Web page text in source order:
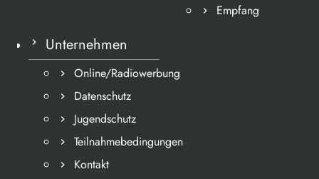
Empfang
Unternehmen
Online/Radiowerbung
Datenschutz
Jugendschutz
Teilnahmebedingungen
Kontakt